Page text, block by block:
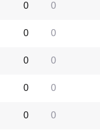
0
0
0
0
0
0
0
0
0
0